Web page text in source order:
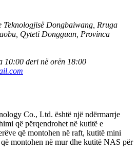
Teknologjisë Dongbaiwang, Rruga
Qyteti Dongguan, Provinca
10:00 deri në orën 18:00
Co., Ltd. është një ndërmarrje
që përqendrohet në kutitë e
që montohen në raft, kutitë mini
montohen në mur dhe kutitë NAS për